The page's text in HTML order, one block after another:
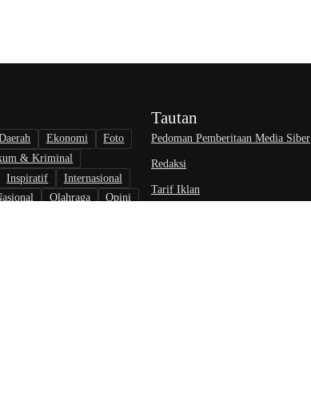
Ekonomi
Foto
& Kriminal
Inspiratif
Internasional
Olahraga
Opini
Tautan
Pedoman Pemberitaan Media Siber
Redaksi
Tarif Iklan